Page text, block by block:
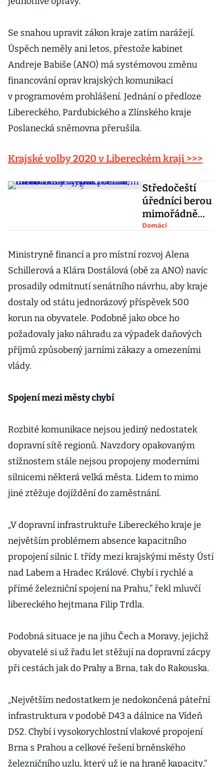
Se snahou upravit zákon kraje zatím narážejí.
Úspěch neměly ani letos, přestože kabinet
Andreje Babiše (ANO) má systémovou změnu
financování oprav krajských komunikací
v programovém prohlášení. Jednání o předloze
Libereckého, Pardubického a Zlínského kraje
Poslanecká sněmovna přerušila.
Krajské volby 2020 v Libereckém kraji >>>
Středočeští
úředníci berou
mimořádně
vysoké prémie,
vyplácí
mnohem méně
Domácí
Ministryně financí a pro místní rozvoj Alena
Schillerová a Klára Dostálová (obě za ANO) navíc
prosadily odmítnutí senátního návrhu, aby kraje
dostaly od státu jednorázový příspěvek 500
korun na obyvatele. Podobně jako obce ho
požadovaly jako náhradu za výpadek daňových
příjmů způsobený jarními zákazy a omezeními
vlády.
Spojení mezi městy chybí
Rozbité komunikace nejsou jediný nedostatek
dopravní sítě regionů. Navzdory opakovaným
stížnostem stále nejsou propojeny moderními
silnicemi některá velká města. Lidem to mimo
jiné ztěžuje dojíždění do zaměstnání.
„V dopravní infrastruktuře Libereckého kraje je
největším problémem absence kapacitního
propojení silnic I. třídy mezi krajskými městy Ústí
nad Labem a Hradec Králové. Chybí i rychlé a
přímé železniční spojení na Prahu,“ řekl mluvčí
libereckého hejtmana Filip Trdla.
Podobná situace je na jihu Čech a Moravy, jejichž
obyvatelé si už řadu let stěžují na dopravní zácpy
při cestách jak do Prahy a Brna, tak do Rakouska.
„Největším nedostatkem je nedokončená páteřní
infrastruktura v podobě D43 a dálnice na Vídeň
D52. Chybí i vysokorychlostní vlakové propojení
Brna s Prahou a celkové řešení brněnského
železničního uzlu, který už je na hraně kapacity,“